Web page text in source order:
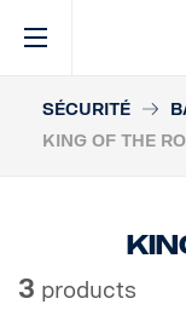
SÉCURITÉ
KING OF THE
3 products